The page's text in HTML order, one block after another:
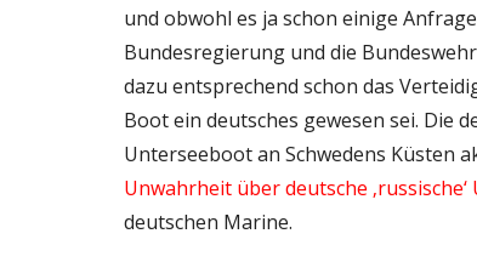
und obwohl es ja schon einige
Bundesregierung und die
dazu entsprechend schon das
Boot ein deutsches gewesen sei. Die
Unterseeboot an Schwedens Küsten
Unwahrheit über deutsche
deutschen Marine.